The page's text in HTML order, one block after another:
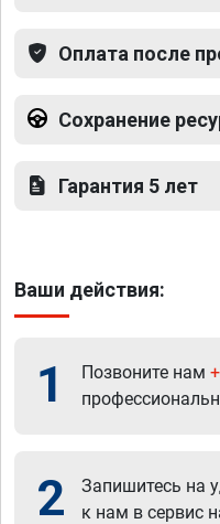
Оплата после
Сохранение
Гарантия 5 лет
Ваши действия:
1 Позвоните нам
2
Запишитесь на
к нам в сервис